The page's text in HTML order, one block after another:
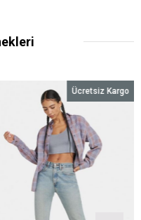
Ücretsiz Kargo